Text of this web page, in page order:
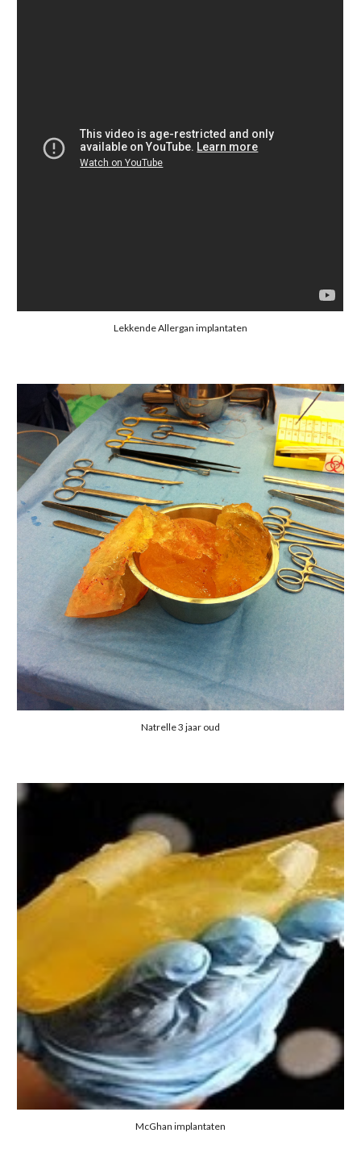
Lekkende Allergan implantaten
Natrelle 3 jaar oud
McGhan implantaten